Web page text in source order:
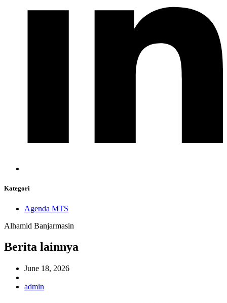
Kategori
Agenda MTS
Alhamid Banjarmasin
Berita lainnya
June 18, 2026
admin